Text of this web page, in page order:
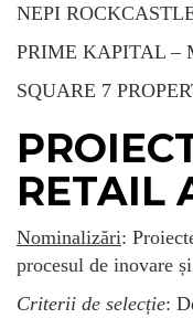
NEPI
PRIME KAPITAL –
SQUARE 7
RETAIL
Nominalizări:
procesul de inovare
Criterii de selecție: